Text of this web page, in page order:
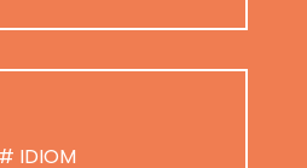
# IDIOM